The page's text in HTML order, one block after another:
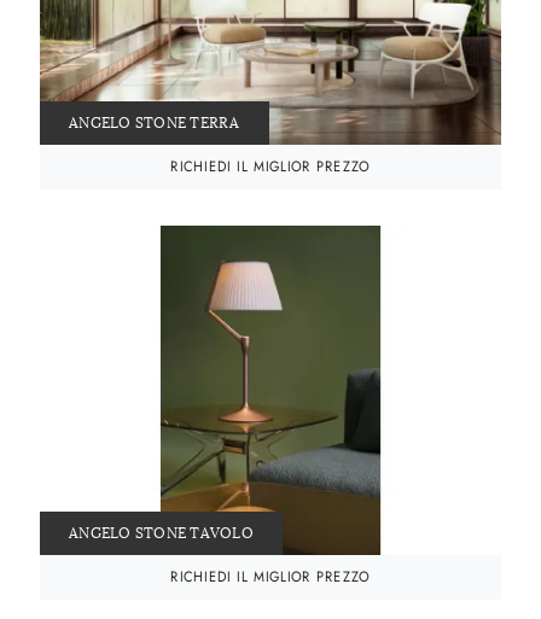
ANGELO STONE TERRA
RICHIEDI IL MIGLIOR PREZZO
ANGELO STONE TAVOLO
RICHIEDI IL MIGLIOR PREZZO